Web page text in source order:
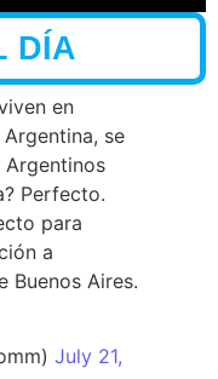
DÍA
en
se
Perfecto.
para
a
Buenos Aires.
July 21,